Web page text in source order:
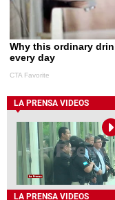
LA PRENSA VIDEOS
LA PRENSA VIDEOS